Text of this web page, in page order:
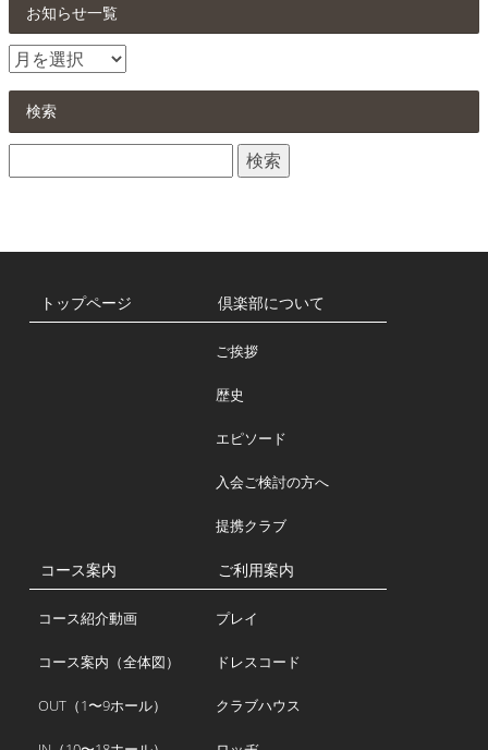
お知らせ一覧
お
知
せ
検索
索:
トップページ 倶楽部について
ご挨拶
歴史
エピソード
入会ご検討の方へ
提携クラブ
コース案内
コース紹介動画
コース案内（全体図）
OUT（1〜9ホール）
ご利用案内
プレイ
ドレスコード
クラブハウス